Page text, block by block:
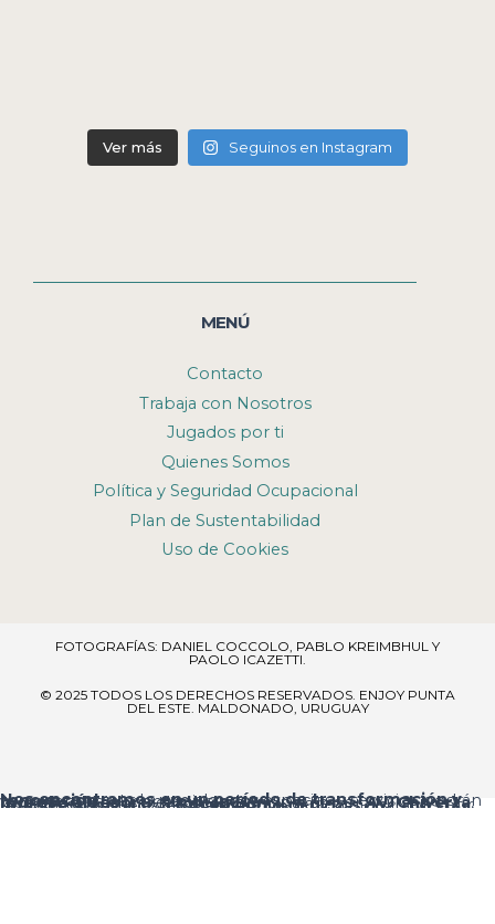
Ver más Seguinos en Instagram
MENÚ
Contacto
Trabaja con Nosotros
Jugados por ti
Quienes Somos
Política y Seguridad Ocupacional
Plan de Sustentabilidad
Uso de Cookies
FOTOGRAFÍAS: DANIEL COCCOLO, PABLO KREIMBHUL Y
PAOLO ICAZETTI.
© 2025 TODOS LOS DERECHOS RESERVADOS​. ENJOY PUNTA
DEL ESTE. MALDONADO, URUGUAY
Nos encontramos en un período de transformación y renovación
, por lo que algunos espacios y servicios podrán verse temporalmente ajustados.
Ingreso al resort:el acceso principal es porAv. Chiverta
, donde encontrarás laRecepciónal ingresar.
Agradecemos tu comprensión y te pedimos disculpas por las molestias que estas mejoras puedan ocasionar.